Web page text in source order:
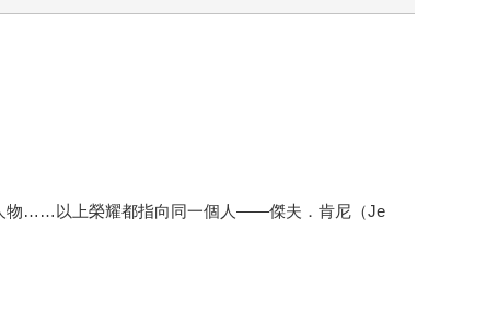
物……以上榮耀都指向同一個人――傑夫．肯尼（Je